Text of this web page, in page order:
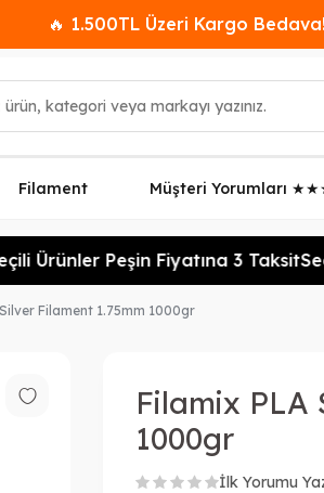
🔥 1.500TL Üzeri Kargo Bedava!
Filament Müşteri Yorumları
Ürünler Peşin Fiyatına 3 Taksit
Filament 1.75mm 1000gr
Filamix PLA
1000gr
İlk Yorumu